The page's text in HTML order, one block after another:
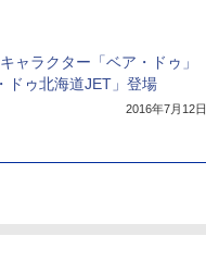
ャラクター「ベア・ドゥ」
ドゥ北海道JET」登場
2016年7月12日